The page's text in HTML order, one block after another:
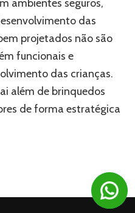
ambientes seguros,
das
projetados não são
funcionais e
das crianças.
além de brinquedos
de forma estratégica